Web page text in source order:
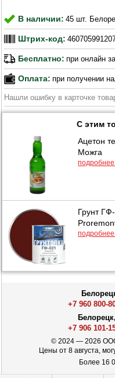
В наличии: 45 шт.
Штрих-код:
Бесплатно: при онлайн
Оплата: при получении
Нашли ошибку в карточке
С этим
Ацетон
Можга
Грунт
+7 960 800-
+7 906 101-
© 2024 — 2026
Цены от 8 августа,
Более 16